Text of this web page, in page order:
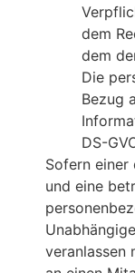
dem
dem
Die
Bezug
DS-
Sofern
und eine
veranlassen